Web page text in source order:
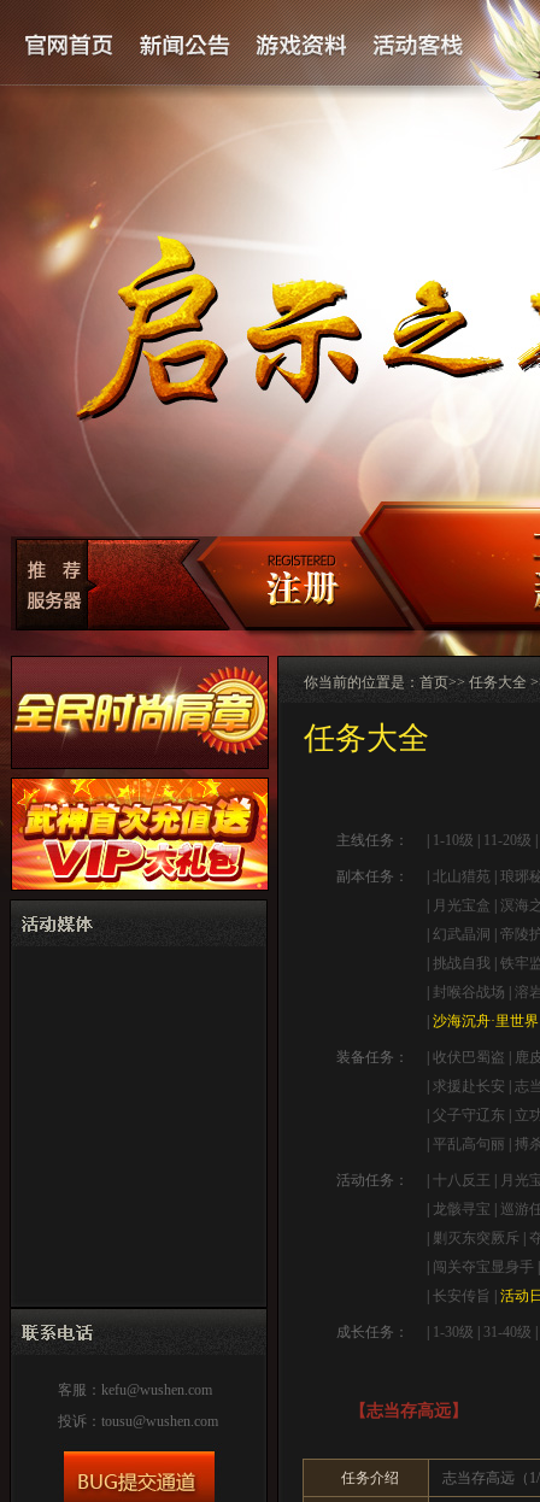
客服： kefu@wushen.com
投诉： tousu@wushen.com
你当前的位置是： 首页>> 任务大全
任务大全
主线任务： 1-10级 11-20级
副本任务： |北山猎苑 |琅琊
月光宝盒 |溟海
|幻武晶洞 |帝陵
|挑战自我 |铁牢
封喉谷战场 |溶
|沙海沉舟·里世界
装备任务： |收伏巴蜀盗
鹿
|求援赴长安 |志
|父子守辽东
立
|平乱高句丽 |搏
活动任务： |十八反王
月光
龙骸寻宝
巡游
剿灭东突厥斥
闯关夺宝显身手
|长安传旨 |活动
成长任务： 1-30级 31-40级
【志当存高远】
任务介绍 志当存高远（